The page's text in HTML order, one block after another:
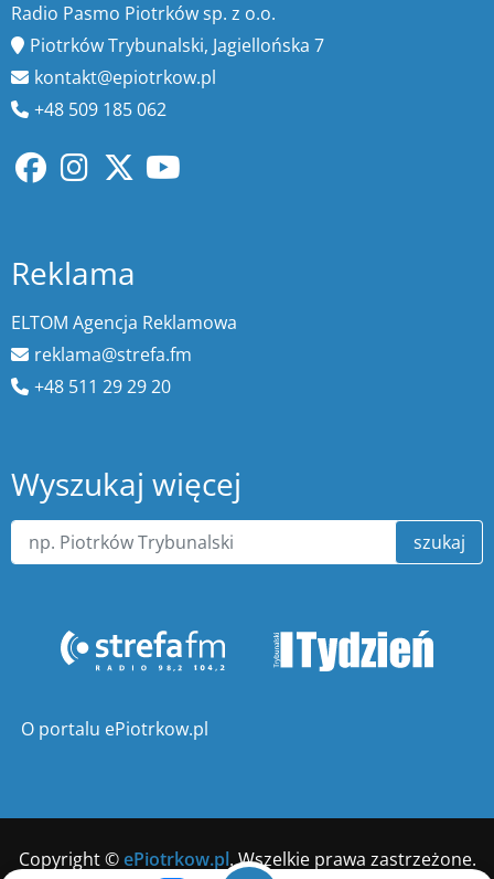
Radio Pasmo Piotrków sp. z o.o.
Piotrków Trybunalski, Jagiellońska 7
kontakt@epiotrkow.pl
+48 509 185 062
Reklama
ELTOM Agencja Reklamowa
reklama@strefa.fm
+48 511 29 29 20
Wyszukaj więcej
szukaj
O portalu ePiotrkow.pl
Copyright ©ePiotrkow.pl. Wszelkie prawa zastrzeżone.